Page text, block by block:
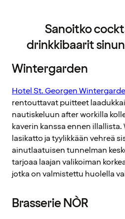
Sanoitko
drinkkibaarit
Wintergarden
Hotel St. Georgen
rentouttavat puitteet
nautiskeluun after workilla
kaverin kanssa ennen
lasikatto ja tyylikkään vehreä
ainutlaatuisen tunnelman
tarjoaa laajan valikoiman
jotka on valmistettu huolella
Brasserie NÒR